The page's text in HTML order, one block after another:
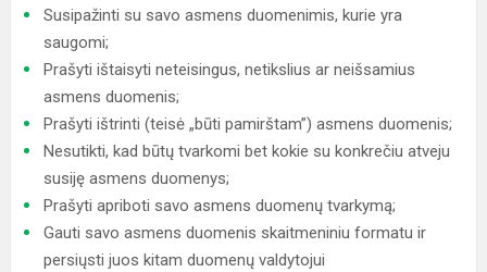
Susipažinti su savo asmens duomenimis, kurie yra
saugomi;
Prašyti ištaisyti neteisingus, netikslius ar neišsamius
asmens duomenis;
Prašyti ištrinti (teisė „būti pamirštam”) asmens duomenis;
Nesutikti, kad būtų tvarkomi bet kokie su konkrečiu atveju
susiję asmens duomenys;
Prašyti apriboti savo asmens duomenų tvarkymą;
Gauti savo asmens duomenis skaitmeniniu formatu ir
persiųsti juos kitam duomenų valdytojui